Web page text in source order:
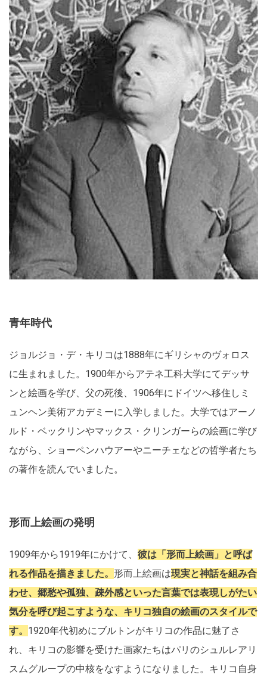
青年時代
ジョルジョ・デ・キリコは1888年にギリシャのヴォロス
に生まれました。1900年からアテネ工科大学にてデッサ
ンと絵画を学び、父の死後、1906年にドイツへ移住しミ
ュンヘン美術アカデミーに入学しました。大学ではアーノ
ルド・ベックリンやマックス・クリンガーらの絵画に学び
ながら、ショーペンハウアーやニーチェなどの哲学者たち
の著作を読んでいました。
形而上絵画の発明
1909年から1919年にかけて、 彼は「形而上絵画」と呼ば
れる作品を描きました。 形而上絵画は現実と神話を組み合
わせ、郷愁や孤独、疎外感といった言葉では表現しがたい
気分を呼び起こすような、キリコ独自の絵画のスタイルで
す。 1920年代初めにブルトンがキリコの作品に魅了さ
れ、キリコの影響を受けた画家たちはパリのシュルレアリ
スムグループの中核をなすようになりました。キリコ自身